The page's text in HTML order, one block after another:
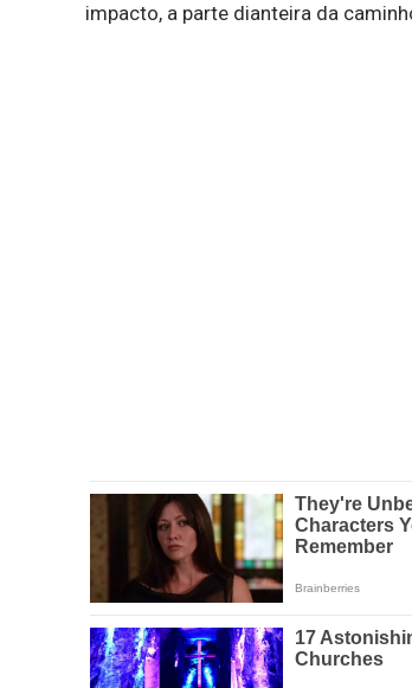
impacto, a parte dianteira da